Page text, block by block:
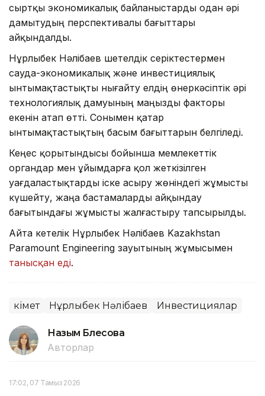
сыртқы экономикалық байланыстарды одан әрі
дамытудың перспективалы бағыттары
айқындалды.
Нұрлыбек Нәлібаев шетелдік серіктестермен
сауда-экономикалық және инвестициялық
ынтымақтастықты нығайту елдің өнеркәсіптік әрі
технологиялық дамуының маңызды факторы
екенін атап өтті. Сонымен қатар
ынтымақтастықтың басым бағыттарын белгіледі.
Кеңес қорытындысы бойынша мемлекеттік
органдар мен ұйымдарға қол жеткізілген
уағдаластықтарды іске асыру жөніндегі жұмысты
күшейту, жаңа бастамаларды айқындау
бағытындағы жұмысты жалғастыру тапсырылды.
Айта кетелік Нұрлыбек Нәлібаев Kazakhstan
Paramount Engineering зауытының жұмысымен
танысқан еді.
Үкімет Нұрлыбек Нәлібаев Инвестициялар
Назым Бөлесова
Авторлар
17:02, 07 Тамыз 2026